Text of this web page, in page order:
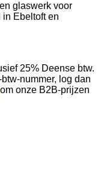
glaswerk voor
Ebeltoft en
25% Deense btw.
nummer, log dan
om onze B2B-prijzen